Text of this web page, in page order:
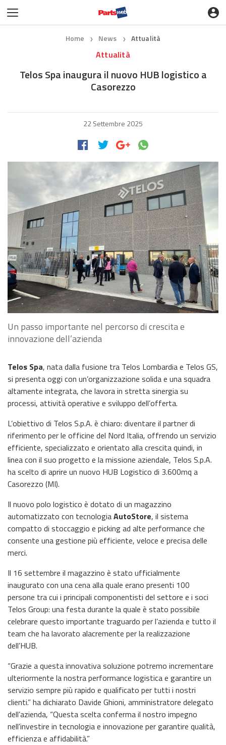
Home ❯ News ❯ Attualità
Attualità
Telos Spa inaugura il nuovo HUB logistico a
Casorezzo
22 Settembre 2025
Un passo importante nel percorso di crescita e
innovazione dell’azienda
Telos Spa, nata dalla fusione tra Telos Lombardia e Telos GS,
si presenta oggi con un’organizzazione solida e una squadra
altamente integrata, che lavora in stretta sinergia su
processi, attività operative e sviluppo dell’offerta.
L’obiettivo di Telos S.p.A. è chiaro: diventare il partner di
riferimento per le officine del Nord Italia, offrendo un servizio
efficiente, specializzato e orientato alla crescita quindi, in
linea con il suo progetto e la missione aziendale, Telos S.p.A.
ha scelto di aprire un nuovo HUB Logistico di 3.600mq a
Casorezzo (MI).
Il nuovo polo logistico è dotato di un magazzino
automatizzato con tecnologiaAutoStore, il sistema
compatto di stoccaggio e picking ad alte performance che
consente una gestione più efficiente, veloce e precisa delle
merci.
Il 16 settembre il magazzino è stato ufficialmente
inaugurato con una cena alla quale erano presenti 100
persone tra cui i principali componentisti del settore e i soci
Telos Group: una festa durante la quale è stato possibile
celebrare questo importante traguardo per l’azienda e tutto il
team che ha lavorato alacremente per la realizzazione
dell’HUB.
“Grazie a questa innovativa soluzione potremo incrementare
ulteriormente la nostra performance logistica e garantire un
servizio sempre più rapido e qualificato per tutti i nostri
clienti.” ha dichiarato Davide Ghioni, amministratore delegato
dell’azienda, “Questa scelta conferma il nostro impegno
nell’investire in tecnologia e innovazione per garantire qualità,
efficienza e affidabilità.”